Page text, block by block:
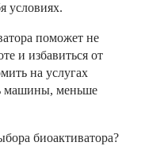
условиях.
поможет не
и избавиться от
на услугах
машины, меньше
биоактиватора?